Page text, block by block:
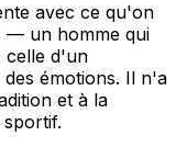
avec ce qu'on
— un homme qui
celle d'un
émotions. Il n'a
et à la
sportif.